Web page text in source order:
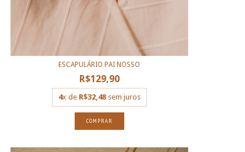
ESCAPULÁRIO PAI NOSSO
R$129,90
4x de R$32,48sem juros
COMPRAR